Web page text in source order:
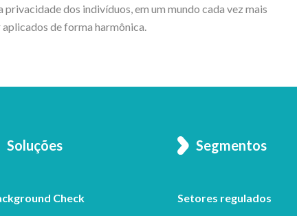
dos indivíduos, em um mundo cada vez mais
de forma harmônica.
Soluções
Check
Segmentos
Setores regulados